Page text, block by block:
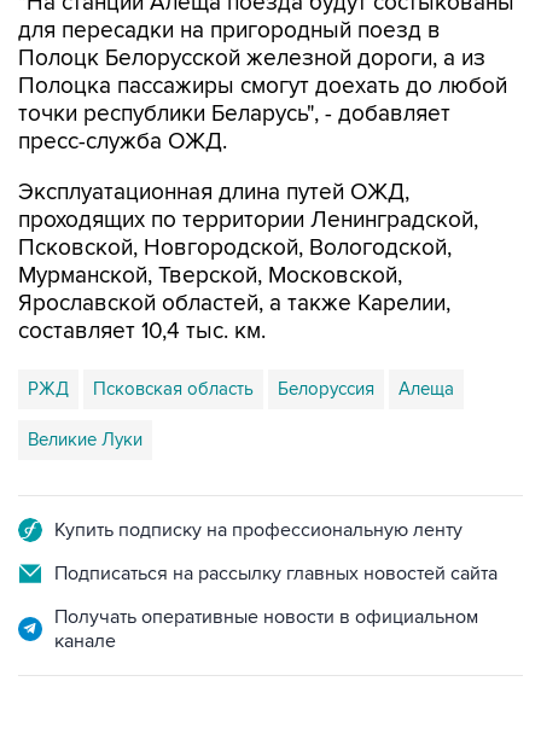
для пересадки на пригородный поезд в
Полоцк Белорусской железной дороги, а из
Полоцка пассажиры смогут доехать до любой
точки республики Беларусь", - добавляет
пресс-служба ОЖД.
Эксплуатационная длина путей ОЖД,
проходящих по территории Ленинградской,
Псковской, Новгородской, Вологодской,
Мурманской, Тверской, Московской,
Ярославской областей, а также Карелии,
составляет 10,4 тыс. км.
РЖД Псковская область Белоруссия Алеща
Великие Луки
Купить подписку на профессиональную ленту
Подписаться на рассылку главных новостей сайта
Получать оперативные новости в официальном
канале